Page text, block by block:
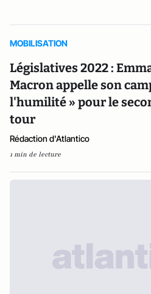
MOBILISATION
Législatives 2022 :
Macron appelle son
l'humilité » pour le
tour
Rédaction d'Atlantico
1 min de lecture